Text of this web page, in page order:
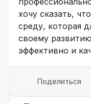
хочу сказать,
среду, которая
своему
эффективно и
Поделиться